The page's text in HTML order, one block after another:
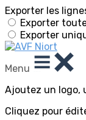
Exporter les
Exporter
Exporter
Menu
Ajoutez un logo,
Cliquez pour